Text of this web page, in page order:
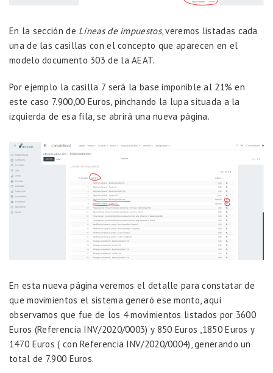
En la sección de Líneas de impuestos, veremos listadas cada
una de las casillas con el concepto que aparecen en el
modelo documento 303 de la AEAT.
Por ejemplo la casilla 7 será la base imponible al 21% en
este caso 7.900,00 Euros, pinchando la lupa situada a la
izquierda de esa fila, se abrirá una nueva página.
En esta nueva página veremos el detalle para constatar de
que movimientos el sistema generó ese monto, aquí
observamos que fue de los 4 movimientos listados por 3600
Euros (Referencia INV/2020/0003) y 850 Euros ,1850 Euros y
1470 Euros ( con Referencia INV/2020/0004), generando un
total de 7.900 Euros.